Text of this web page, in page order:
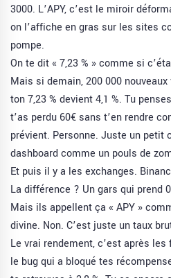
3000. L’APY, c’est le miroir
on l’affiche en gras sur les sites
pompe.
On te dit « 7,23 % » comme si
Mais si demain, 200 000
ton 7,23 % devient 4,1 %. Tu
t’as perdu 60€ sans t’en rendre
prévient. Personne. Juste un petit
dashboard comme un pouls de
Et puis il y a les exchanges.
La différence ? Un gars qui prend
Mais ils appellent ça « APY »
divine. Non. C’est juste un taux
Le vrai rendement, c’est après
le bug qui a bloqué tes